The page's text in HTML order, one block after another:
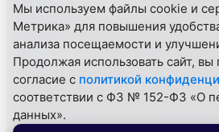
ул. Литовская, 10
Сургут
Нефтеюганское ш., 62/1
© 2026 РЕНТАЛ+ — Все права
Мы используем файлы cookie и
Метрика» для повышения
анализа посещаемости и
Продолжая использовать сайт,
согласие с политикой
соответствии с ФЗ № 152-ФЗ «О
данных».